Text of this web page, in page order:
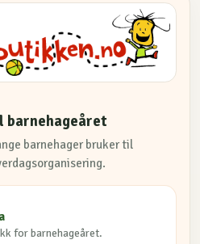
barnehageåret
barnehager bruker til
for barnehageåret.